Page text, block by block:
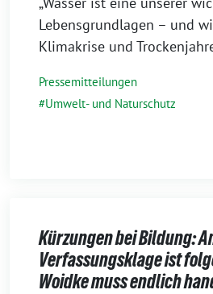
Lebensgrundlagen – und
Klimakrise und
Pressemitteilungen
Umwelt- und Naturschutz
Kürzungen bei Bildung:
Verfassungsklage ist
Woidke muss endlich